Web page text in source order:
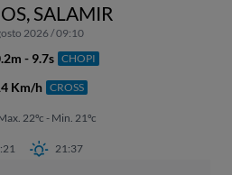
SALAMIR
2026 / 09:10
- 9.7s CHOPI
Km/h CROSS
22ºc - Min. 21ºc
21:37